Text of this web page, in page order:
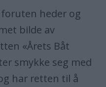
heder og
bilde av
«Årets Båt
smykke seg med
har retten til å